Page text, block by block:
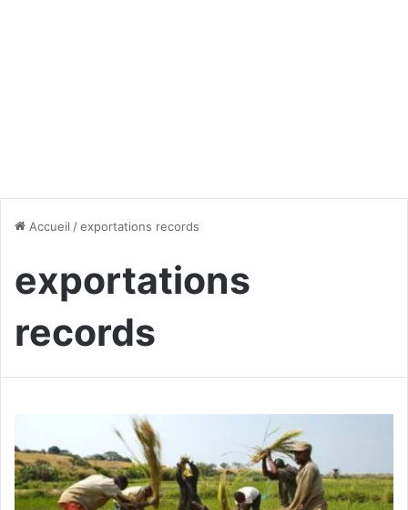
Accueil /exportations records
exportations
records